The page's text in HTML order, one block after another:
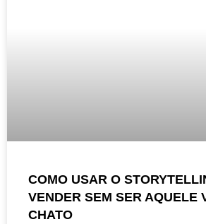
COMO USAR O
VENDER SEM SER AQUELE
CHATO